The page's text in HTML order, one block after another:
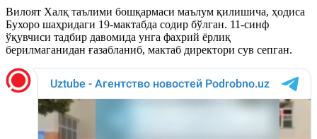
Вилоят Халқ таълими бошқармаси маълум қилишича, ҳодиса
Бухоро шаҳридаги 19-мактабда содир бўлган. 11-синф
ўқувчиси тадбир давомида унга фахрий ёрлиқ
берилмаганидан ғазабланиб, мактаб директори сув сепган.